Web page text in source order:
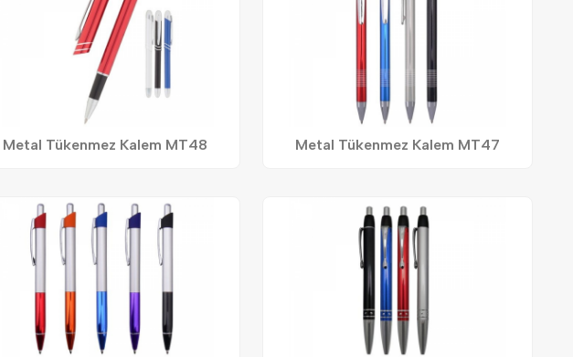
Metal Tükenmez Kalem MT48 Metal Tükenmez Kalem MT47